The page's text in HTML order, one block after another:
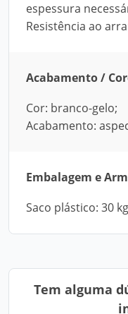
espessura
Resistência ao
Acabamento /
Cor: branco-gelo;
Acabamento:
Embalagem e
Saco plástico: 30
Tem alguma